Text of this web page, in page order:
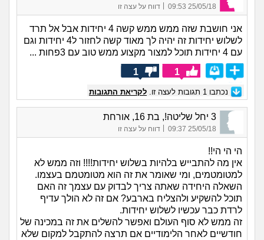
25/05/18 09:53
| דווח על עצה זו
אני חושבת שזה ממש ממש קשה 4 יחידות אבל אל תרד
לשלוש יחידות זה יהיה לך מאוד קשה לחזור ל4 יחידות וגם
עם 4 יחידות תוכל למצור מקצוע ממש טוב עם 3פחות ...
1
1
נכתבו 1 תגובות לעצה זו. לקריאת התגובות
3 יחל שליטה!, בת 16, אורחת
25/05/18 09:37 דווח על עצה זו
הי הי הי!!
אין מה להתבייש בלהיות בשלוש יחידות!!!! וזה ממש לא
למטומטמים, ומי שאומר את זה הוא מטומטמם בעצמו.
השאלה היחידה שאתה צריך לבדוק עם עצמך זה האם
תוכל להשקיע ולהצליח בארבע? אם זה לא הולך עדיף
לרדת כבר עכשיו לשלוש יחידות.
זה ממש לא סוף העולם ואפשר להשלים את זה במכינה של
חודשיים לאחר הלימודיים אם תרצה להתקבל למקום שלא